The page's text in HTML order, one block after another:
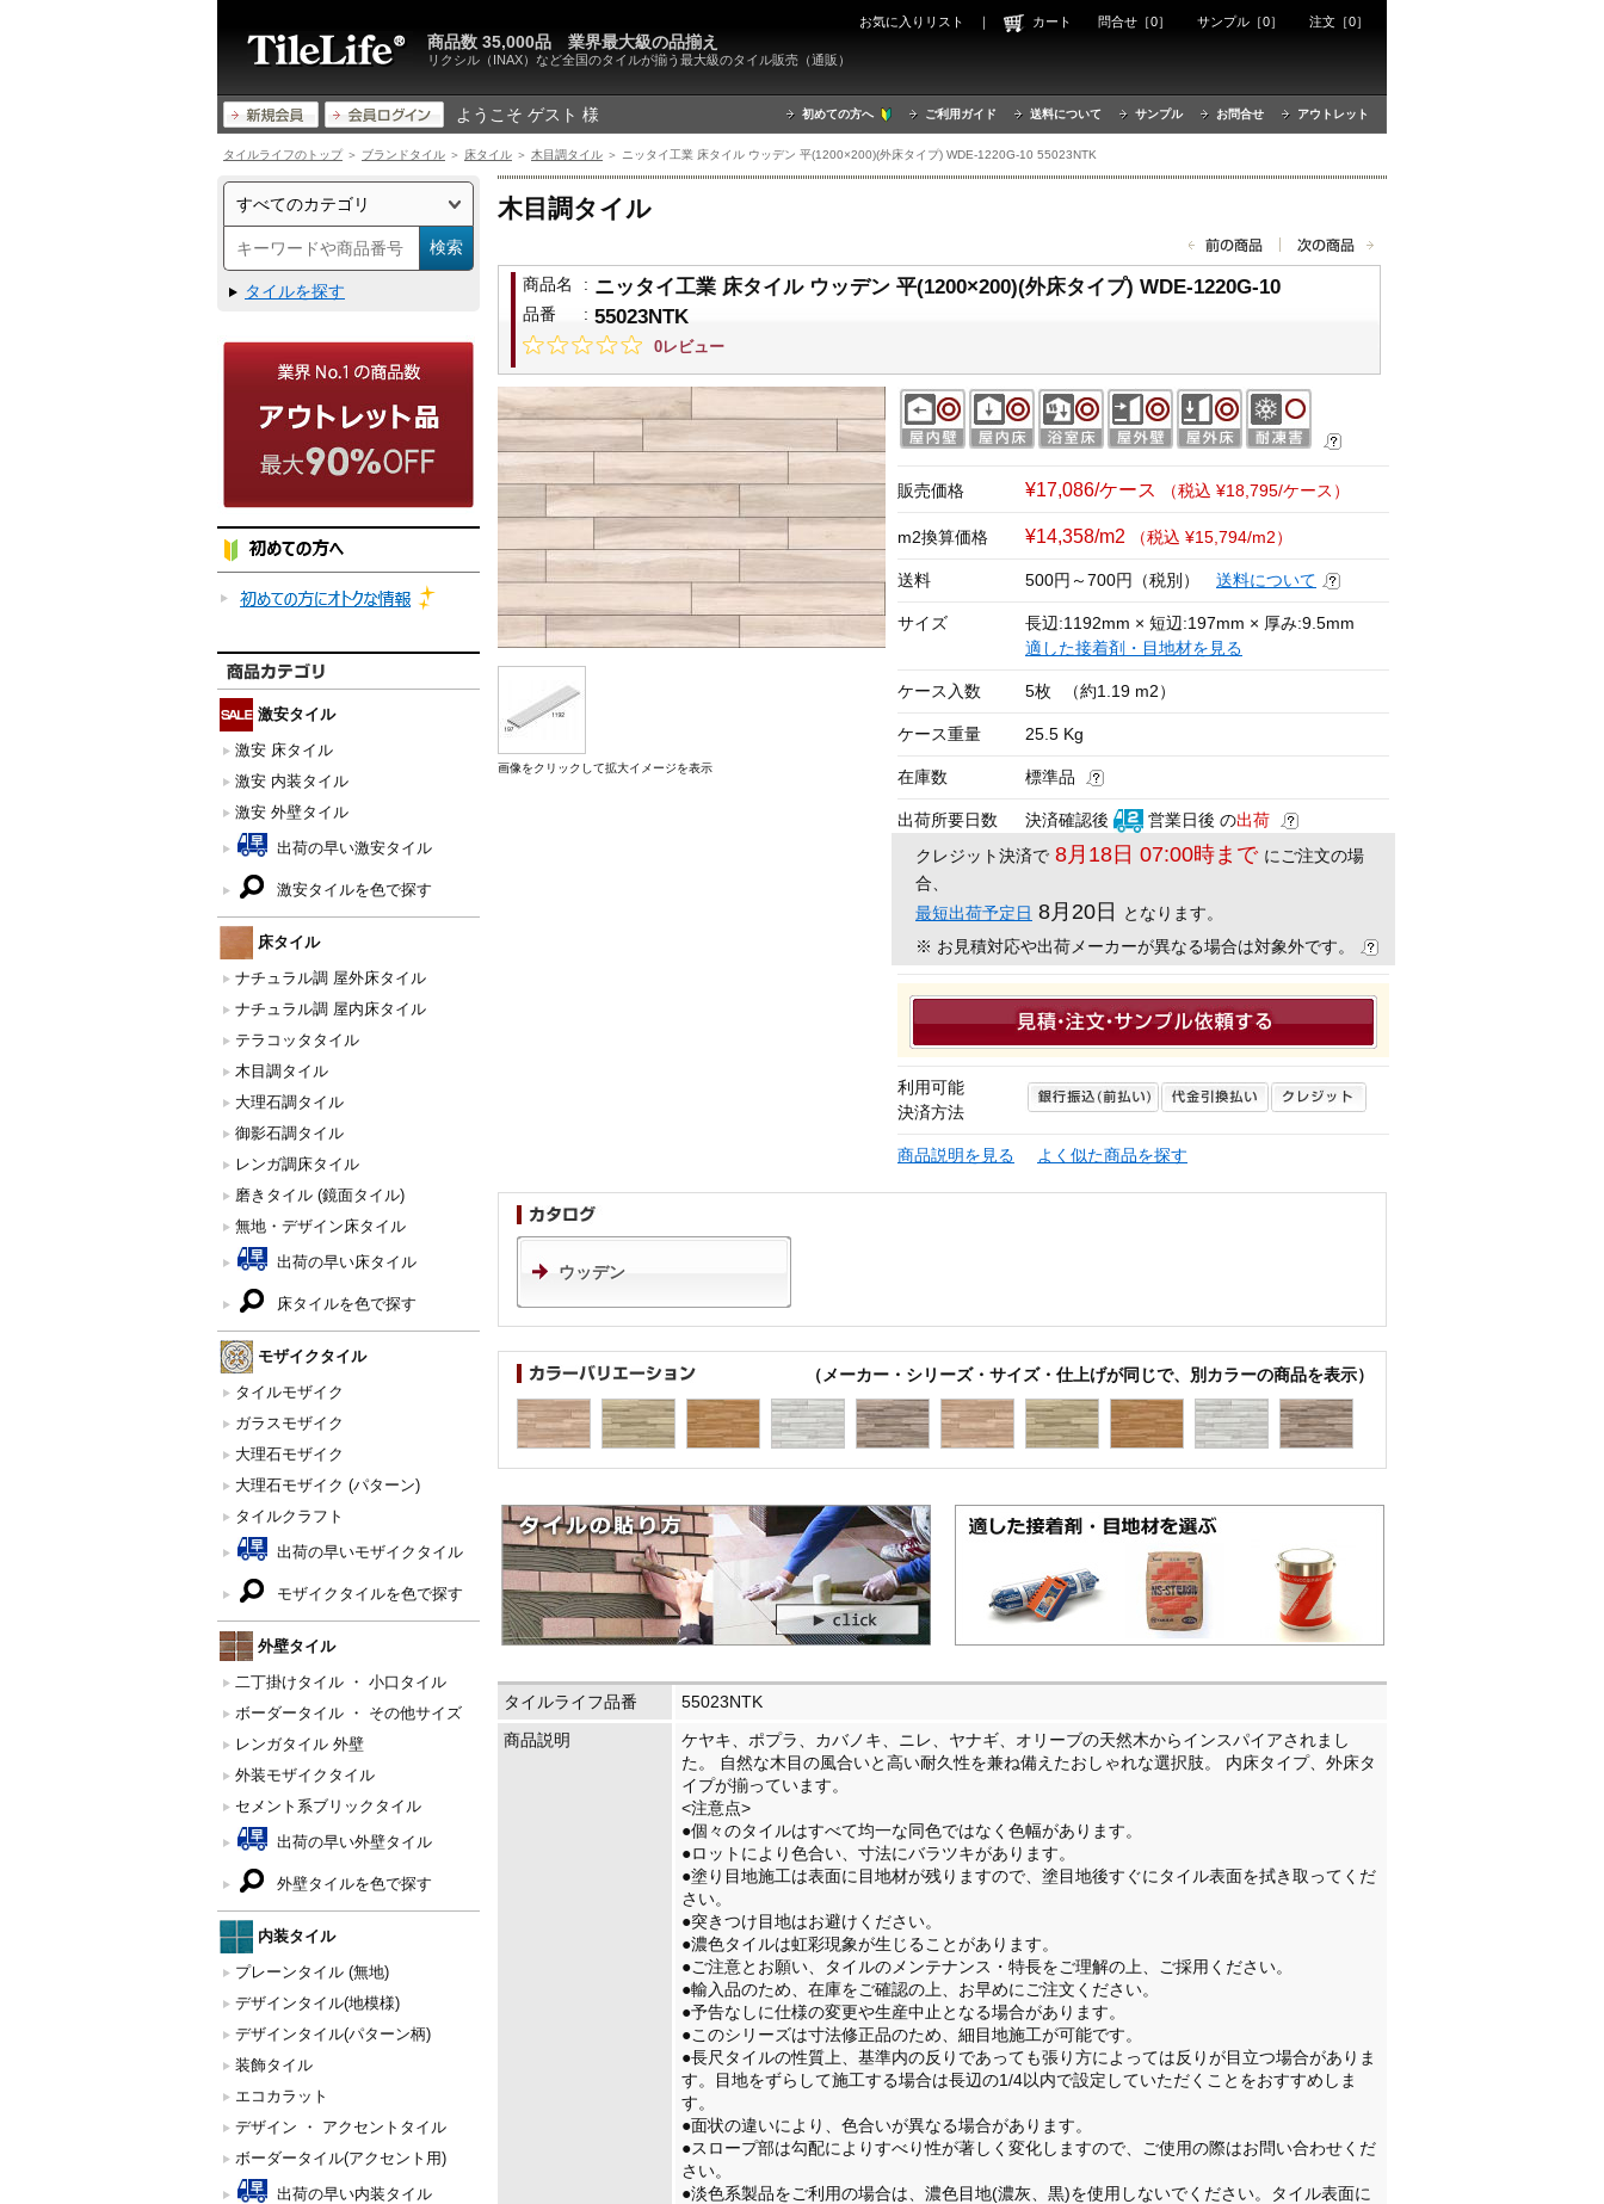
リクシル（INAX）など全国のタイルが揃う最大級のタイル販売（通販）
商品数 35,000品 業界最大級の品揃え
ようこそ ゲスト 様 初めての方へ ご利用ガイド 送料について サンプル お問合せ アウトレット
お気に入りリスト ｜ カート 問合せ［0］ サンプル［0］ 注文［0］
タイルライフのトップ＞ ブランドタイル ＞ 床タイル ＞ 木目調タイル ＞ ニッタイ工業 床タイル ウッデン 平(1200×200)(外床タイプ) WDE-1220G-10 55023NTK
タイルを探す
激安タイル
激安 床タイル
激安 内装タイル
激安 外壁タイル
出荷の早い激安タイル
激安タイルを色で探す
床タイル
ナチュラル調 屋外床タイル
ナチュラル調 屋内床タイル
テラコッタタイル
木目調タイル
大理石調タイル
御影石調タイル
レンガ調床タイル
磨きタイル (鏡面タイル)
無地・デザイン床タイル
出荷の早い床タイル
床タイルを色で探す
モザイクタイル
タイルモザイク
ガラスモザイク
大理石モザイク
大理石モザイク (パターン)
タイルクラフト
出荷の早いモザイクタイル
モザイクタイルを色で探す
外壁タイル
二丁掛けタイル ・ 小口タイル
ボーダータイル ・ その他サイズ
レンガタイル 外壁
外装モザイクタイル
セメント系ブリックタイル
出荷の早い外壁タイル
外壁タイルを色で探す
内装タイル
プレーンタイル (無地)
デザインタイル(地模様)
デザインタイル(パターン柄)
装飾タイル
エコカラット
デザイン ・ アクセントタイル
ボーダータイル(アクセント用)
出荷の早い内装タイル
木目調タイル
商品名 : ニッタイ工業 床タイル ウッデン 平(1200×200)(外床タイプ) WDE-1220G-10
品番 : 55023NTK
0レビュー
画像をクリックして拡大イメージを表示
販売価格 ¥17,086/ケース （税込 ¥18,795/ケース）
m2換算価格 ¥14,358/m2 （税込 ¥15,794/m2）
送料 500円～700円（税別） 送料について
サイズ
長辺:1192mm × 短辺:197mm × 厚み:9.5mm
適した接着剤・目地材を見る
ケース入数 5枚 （約1.19 m2）
ケース重量 25.5 Kg
在庫数 標準品
出荷所要日数 決済確認後 営業日後 の出荷
クレジット決済で 8月18日 07:00時まで にご注文の場
合、
最短出荷予定日 8月20日
となります。
※ お見積対応や出荷メーカーが異なる場合は対象外です。
利用可能
決済方法
商品説明を見る よく似た商品を探す
ウッデン
（メーカー・シリーズ・サイズ・仕上げが同じで、別カラーの商品を表示）
タイルライフ品番
55023NTK
商品説明
ケヤキ、ポプラ、カバノキ、ニレ、ヤナギ、オリーブの天然木からインスパイアされまし
た。 自然な木目の風合いと高い耐久性を兼ね備えたおしゃれな選択肢。 内床タイプ、外床タ
イプが揃っています。
<注意点>
●個々のタイルはすべて均一な同色ではなく色幅があります。
●ロットにより色合い、寸法にバラツキがあります。
●塗り目地施工は表面に目地材が残りますので、塗目地後すぐにタイル表面を拭き取ってくだ
さい。
●突きつけ目地はお避けください。
●濃色タイルは虹彩現象が生じることがあります。
●ご注意とお願い、タイルのメンテナンス・特長をご理解の上、ご採用ください。
●輸入品のため、在庫をご確認の上、お早めにご注文ください。
●予告なしに仕様の変更や生産中止となる場合があります。
●このシリーズは寸法修正品のため、細目地施工が可能です。
●長尺タイルの性質上、基準内の反りであっても張り方によっては反りが目立つ場合がありま
す。目地をずらして施工する場合は長辺の1/4以内で設定していただくことをおすすめしま
す。
●面状の違いにより、色合いが異なる場合があります。
●スロープ部は勾配によりすべり性が著しく変化しますので、ご使用の際はお問い合わせくだ
さい。
●淡色系製品をご利用の場合は、濃色目地(濃灰、黒)を使用しないでください。タイル表面に